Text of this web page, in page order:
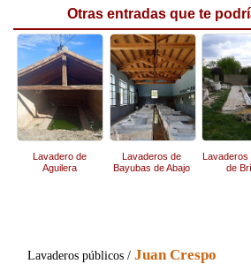
Otras entradas que te
Lavadero de
Aguilera
Lavaderos de
Bayubas de Abajo
Lavaderos
de
Lavaderos públicos /Juan Crespo